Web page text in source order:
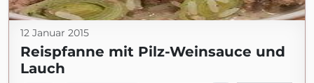
12 Januar 2015
Reispfanne mit Pilz-Weinsauce und
Lauch